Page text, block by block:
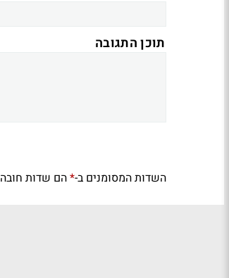
תוכן התגובה
השדות המסומנים ב-*הם שדות חובה